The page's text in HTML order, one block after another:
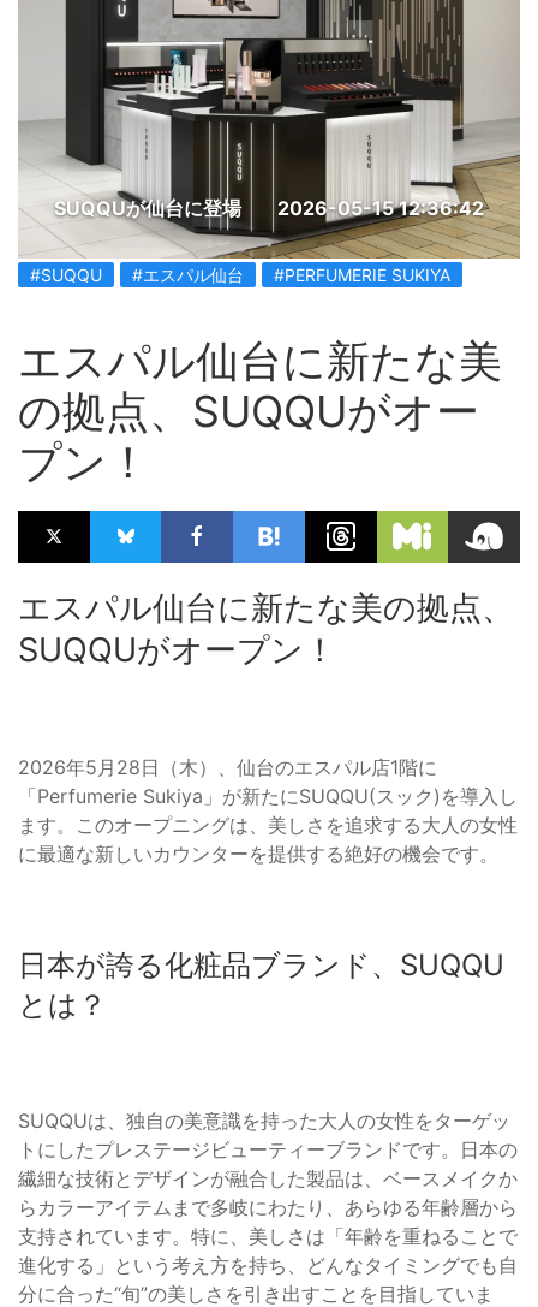
SUQQUが仙台に登場 2026-05-15 12:36:42
#SUQQU #エスパル仙台 #PERFUMERIE SUKIYA
エスパル仙台に新たな美
の拠点、SUQQUがオー
プン！
エスパル仙台に新たな美の拠点、
SUQQUがオープン！
2026年5月28日（木）、仙台のエスパル店1階に
「Perfumerie Sukiya」が新たにSUQQU(スック)を導入し
ます。このオープニングは、美しさを追求する大人の女性
に最適な新しいカウンターを提供する絶好の機会です。
日本が誇る化粧品ブランド、SUQQU
とは？
SUQQUは、独自の美意識を持った大人の女性をターゲッ
トにしたプレステージビューティーブランドです。日本の
繊細な技術とデザインが融合した製品は、ベースメイクか
らカラーアイテムまで多岐にわたり、あらゆる年齢層から
支持されています。特に、美しさは「年齢を重ねることで
進化する」という考え方を持ち、どんなタイミングでも自
分に合った“旬”の美しさを引き出すことを目指していま